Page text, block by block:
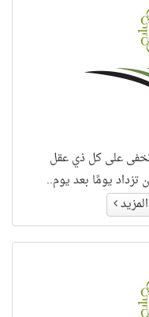
على كل ذي عقل
تزداد يومًا بعد يوم..
المزيد